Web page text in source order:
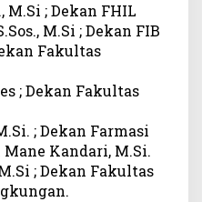
M.Si ; Dekan FHIL
M.Si ; Dekan FIB
Fakultas
; Dekan Fakultas
; Dekan Farmasi
Kandari, M.Si.
; Dekan Fakultas